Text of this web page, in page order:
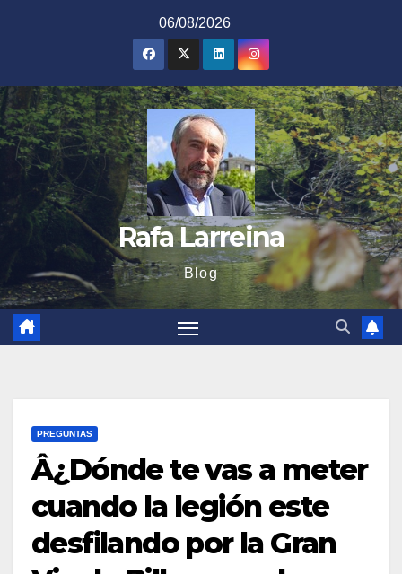
06/08/2026
Rafa Larreina
Blog
PREGUNTAS
Â¿Dónde te vas a meter
cuando la legión este
desfilando por la Gran